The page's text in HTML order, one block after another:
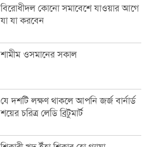
বিরোধীদল কোনো সমাবেশে যাওয়ার আগে
যা যা করবেন
শামীম ওসমানের সকাল
যে দশটি লক্ষণ থাকলে আপনি জর্জ বার্নার্ড
শয়ের চরিত্র লেডি ব্রিটুমার্ট